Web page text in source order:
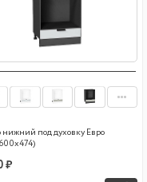
под духовку Евро
₽